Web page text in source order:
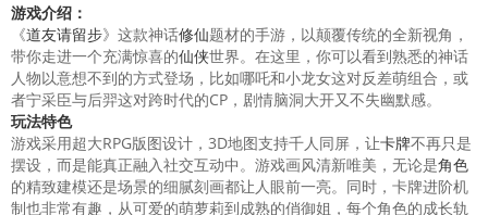
游戏介绍：
《道友请留步》这款神话修仙题材的手游，以颠覆传统的全新视角，
带你走进一个充满惊喜的仙侠世界。在这里，你可以看到熟悉的神话
人物以意想不到的方式登场，比如哪吒和小龙女这对反差萌组合，或
者宁采臣与后羿这对跨时代的CP，剧情脑洞大开又不失幽默感。
玩法特色
游戏采用超大RPG版图设计，3D地图支持千人同屏，让卡牌不再只是
摆设，而是能真正融入社交互动中。游戏画风清新唯美，无论是角色
的精致建模还是场景的细腻刻画都让人眼前一亮。同时，卡牌进阶机
制也非常有趣，从可爱的萌萝莉到成熟的俏御姐，每个角色的成长轨